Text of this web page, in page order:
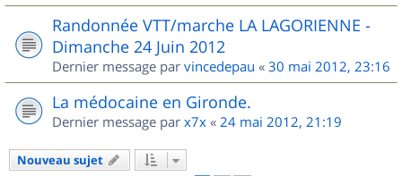
Randonnée VTT/marche LA LAGORIENNE -
Dimanche 24 Juin 2012
Dernier message par vincedepau « 30 mai 2012, 23:16
La médocaine en Gironde.
Dernier message par x7x « 24 mai 2012, 21:19
Nouveau sujet